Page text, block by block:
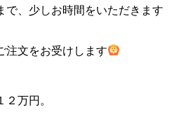
で、少しお時間をいただきます
注文をお受けします
万円。